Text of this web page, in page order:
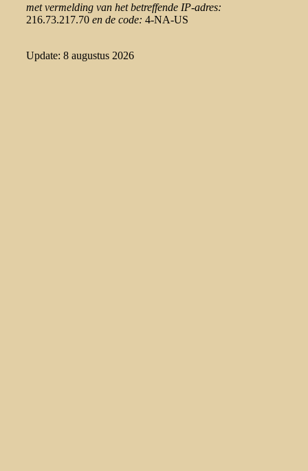
met vermelding van het betreffende IP-adres:
216.73.217.70 en de code: 4-NA-US
Update: 8 augustus 2026